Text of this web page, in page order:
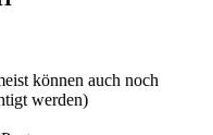
können auch noch
werden)